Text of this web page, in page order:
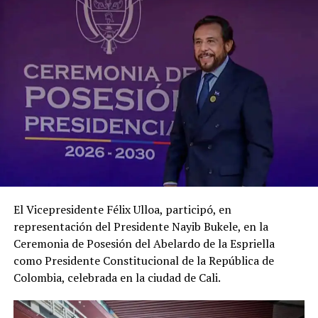
El Vicepresidente Félix Ulloa, participó, en
representación del Presidente Nayib Bukele, en la
Ceremonia de Posesión del Abelardo de la Espriella
como Presidente Constitucional de la República de
Colombia, celebrada en la ciudad de Cali.